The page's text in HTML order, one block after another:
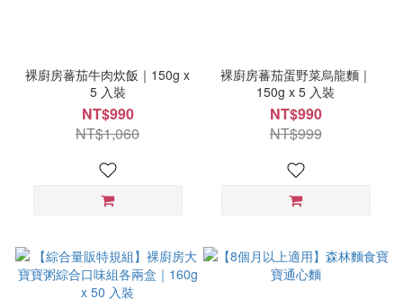
裸廚房蕃茄牛肉炊飯｜150g x
5 入裝
NT$990
NT$1,060
裸廚房蕃茄蛋野菜烏龍麵｜
150g x 5 入裝
NT$990
NT$999